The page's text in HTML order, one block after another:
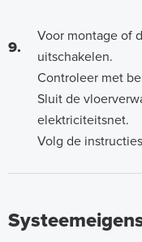
9.
Voor montage of
uitschakelen.
Controleer met
Sluit de
elektriciteitsnet.
Volg de